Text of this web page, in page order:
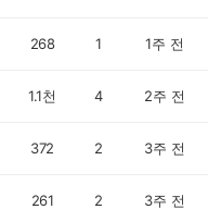
268 1 1주 전
1.1천 4 2주 전
372 2 3주 전
261 2 3주 전